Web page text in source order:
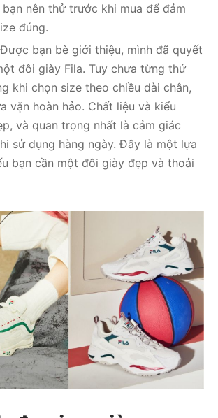
bạn nên thử trước khi mua để đảm
đúng.
bạn bè giới thiệu, mình đã quyết
đôi giày Fila. Tuy chưa từng thử
khi chọn size theo chiều dài chân,
vặn hoàn hảo. Chất liệu và kiểu
và quan trọng nhất là cảm giác
sử dụng hàng ngày. Đây là một lựa
bạn cần một đôi giày đẹp và thoải